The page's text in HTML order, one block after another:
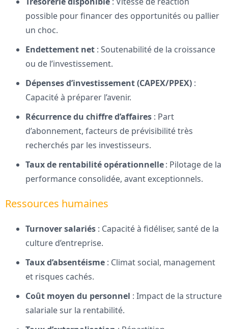
possible pour financer des opportunités ou pallier
un choc.
Endettement net : Soutenabilité de la croissance
ou de l’investissement.
Dépenses d’investissement (CAPEX/PPEX) :
Capacité à préparer l’avenir.
Récurrence du chiffre d’affaires : Part
d’abonnement, facteurs de prévisibilité très
recherchés par les investisseurs.
Taux de rentabilité opérationnelle: Pilotage de la
performance consolidée, avant exceptionnels.
Ressources humaines
Turnover salariés : Capacité à fidéliser, santé de la
culture d’entreprise.
Taux d’absentéisme : Climat social, management
et risques cachés.
Coût moyen du personnel : Impact de la structure
salariale sur la rentabilité.